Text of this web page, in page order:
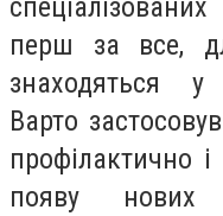
перш за все,
знаходяться
Варто
профілактично
появу нових